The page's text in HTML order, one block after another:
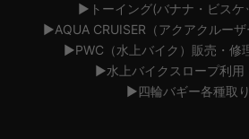
▶︎トーイング(バナナ・ビスケ
▶︎AQUA CRUISER（アクアクルー
▶︎PWC（水上バイク）販売・修
▶︎水上バイクスロープ利用
▶︎四輪バギー各種取